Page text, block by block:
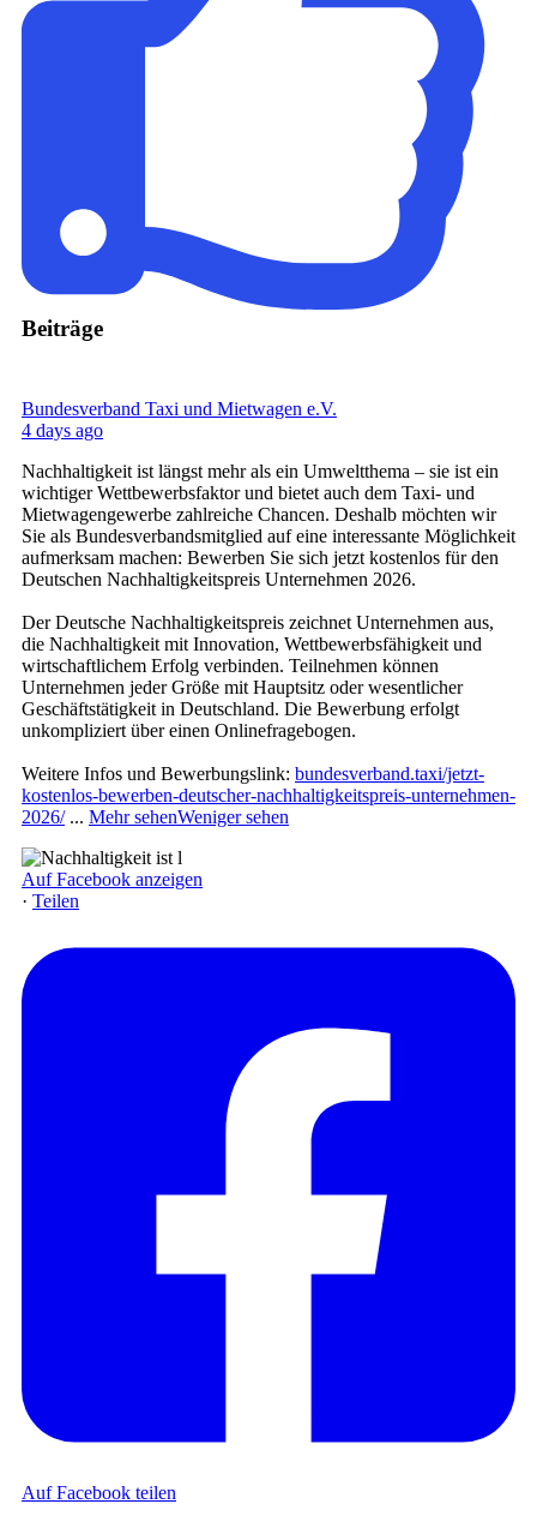
Beiträge
Bundesverband Taxi und Mietwagen e.V.
4 days ago
Nachhaltigkeit ist längst mehr als ein Umweltthema – sie ist ein
wichtiger Wettbewerbsfaktor und bietet auch dem Taxi- und
Mietwagengewerbe zahlreiche Chancen. Deshalb möchten wir
Sie als Bundesverbandsmitglied auf eine interessante Möglichkeit
aufmerksam machen: Bewerben Sie sich jetzt kostenlos für den
Deutschen Nachhaltigkeitspreis Unternehmen 2026.
Der Deutsche Nachhaltigkeitspreis zeichnet Unternehmen aus,
die Nachhaltigkeit mit Innovation, Wettbewerbsfähigkeit und
wirtschaftlichem Erfolg verbinden. Teilnehmen können
Unternehmen jeder Größe mit Hauptsitz oder wesentlicher
Geschäftstätigkeit in Deutschland. Die Bewerbung erfolgt
unkompliziert über einen Onlinefragebogen.
Weitere Infos und Bewerbungslink: bundesverband.taxi/jetzt-
kostenlos-bewerben-deutscher-nachhaltigkeitspreis-unternehmen-
2026/ ... Mehr sehenWeniger sehen
Auf Facebook anzeigen
· Teilen
Auf Facebook teilen